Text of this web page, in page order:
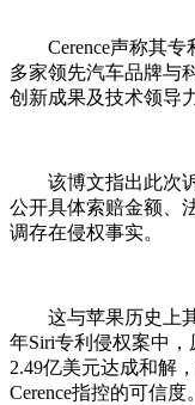
Cerence声称其专
多家领先汽车品牌与
创新成果及技术领导
该博文指出此次诉
公开具体索赔金额、
调存在侵权事实。
这与苹果历史上其
年Siri专利侵权案中
2.49亿美元达成和解
Cerence指控的可信度。